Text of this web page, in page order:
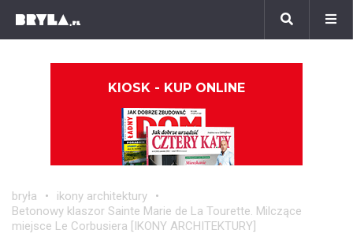
KIOSK - KUP ONLINE
bryła
ikony architektury
Betonowy klaszor Sainte Marie de La Tourette. Milczące
miejsce Le Corbusiera [IKONY ARCHITEKTURY]